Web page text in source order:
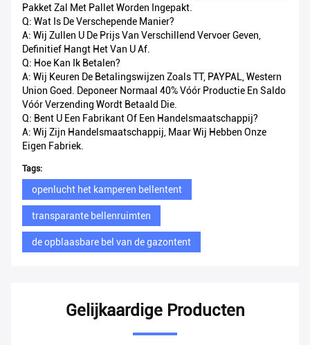
Pakket Zal Met Pallet Worden Ingepakt.
Q: Wat Is De Verschepende Manier?
A: Wij Zullen U De Prijs Van Verschillend Vervoer Geven,
Definitief Hangt Het Van U Af.
Q: Hoe Kan Ik Betalen?
A: Wij Keuren De Betalingswijzen Zoals TT, PAYPAL, Western
Union Goed. Deponeer Normaal 40% Vóór Productie En Saldo
Vóór Verzending Wordt Betaald Die.
Q: Bent U Een Fabrikant Of Een Handelsmaatschappij?
A: Wij Zijn Handelsmaatschappij, Maar Wij Hebben Onze
Eigen Fabriek.
Tags:
openlucht het kamperen bellentent
transparante bellenruimten
de opblaasbare bel van de gazontent
Gelijkaardige Producten